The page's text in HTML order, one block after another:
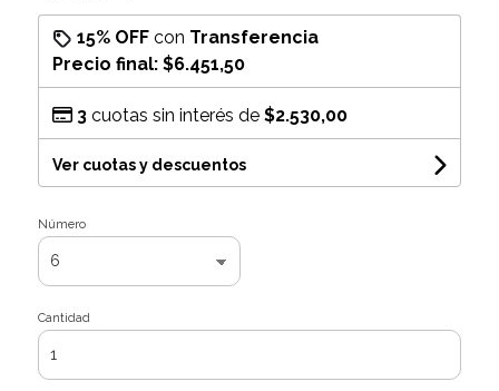
15% OFFcon Transferencia
Precio final: $6.451,50
3cuotas sin interés de $2.530,00
Ver cuotas y descuentos
Número
Cantidad